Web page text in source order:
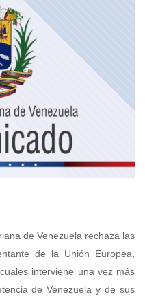
de Venezuela rechaza las
de la Unión Europea,
interviene una vez más
de Venezuela y de sus